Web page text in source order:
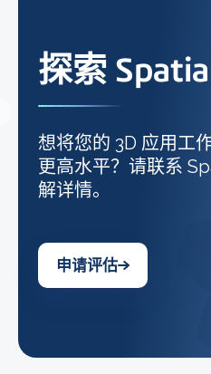
探索
想将您的 3D 应用工
更高水平？请联系
解详情。
申请评估